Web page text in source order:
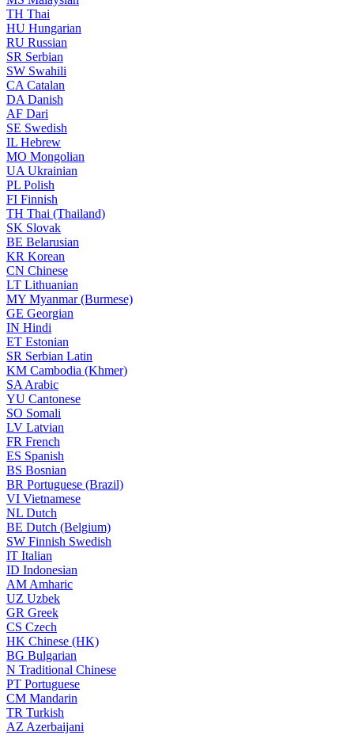
TH Thai
HU Hungarian
RU Russian
SR Serbian
SW Swahili
CA Catalan
DA Danish
AF Dari
SE Swedish
IL Hebrew
MO Mongolian
UA Ukrainian
PL Polish
FI Finnish
TH Thai (Thailand)
SK Slovak
BE Belarusian
KR Korean
CN Chinese
LT Lithuanian
MY Myanmar (Burmese)
GE Georgian
IN Hindi
ET Estonian
SR Serbian Latin
KM Cambodia (Khmer)
SA Arabic
YU Cantonese
SO Somali
LV Latvian
FR French
ES Spanish
BS Bosnian
BR Portuguese (Brazil)
VI Vietnamese
NL Dutch
BE Dutch (Belgium)
SW Finnish Swedish
IT Italian
ID Indonesian
AM Amharic
UZ Uzbek
GR Greek
CS Czech
HK Chinese (HK)
BG Bulgarian
N Traditional Chinese
PT Portuguese
CM Mandarin
TR Turkish
AZ Azerbaijani